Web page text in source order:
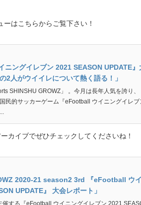
はこちらからご覧下さい！
ニングイレブン 2021 SEASON UPDATE』
2人がウイイレについて熱く語る！」
SHINSHU GROWZ」 。今月は長年人気を誇り、
民的サッカーゲーム『eFootball ウイニングイレブ
カイブでぜひチェックしてくださいね！
2020-21 season2 3rd 『eFootball ウ
UPDATE』 大会レポート」
する『eFootball ウイニングイレブン 2021